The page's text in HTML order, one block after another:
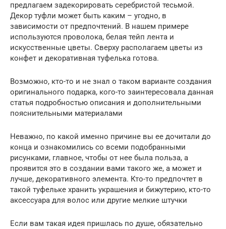
предлагаем задекорировать серебристой тесьмой.
Декор туфли может быть каким – угодно, в
зависимости от предпочтений. В нашем примере
используются проволока, белая тейп лента и
искусственные цветы. Сверху располагаем цветы из
конфет и декоративная туфелька готова.
Возможно, кто-то и не знал о таком варианте создания
оригинального подарка, кого-то заинтересовала данная
статья подробностью описания и дополнительными
пояснительными материалами
Неважно, по какой именно причине вы ее дочитали до
конца и ознакомились со всеми подобранными
рисунками, главное, чтобы от нее была польза, а
проявится это в создании вами такого же, а может и
лучше, декоративного элемента. Кто-то предпочтет в
такой туфельке хранить украшения и бижутерию, кто-то
аксессуара для волос или другие мелкие штучки
Если вам такая идея пришлась по душе, обязательно